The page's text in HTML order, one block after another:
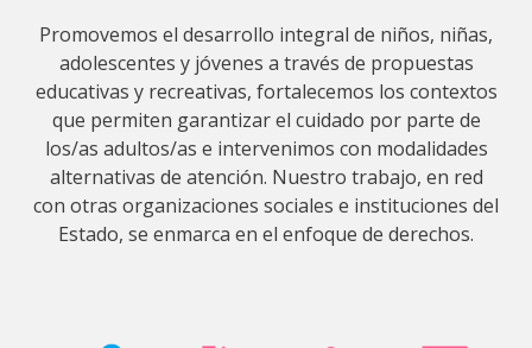
Promovemos el desarrollo integral de niños, niñas,
adolescentes y jóvenes a través de propuestas
educativas y recreativas, fortalecemos los contextos
que permiten garantizar el cuidado por parte de
los/as adultos/as e intervenimos con modalidades
alternativas de atención. Nuestro trabajo, en red
con otras organizaciones sociales e instituciones del
Estado, se enmarca en el enfoque de derechos.